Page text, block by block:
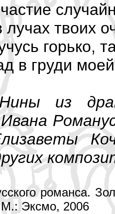
лучах твоих
горько,
в груди
из
романса.
М.: Эксмо, 2006